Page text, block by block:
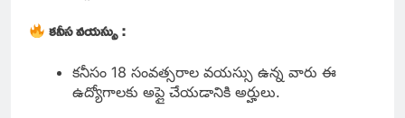
కనీస వయస్సు :
కనీసం 18 సంవత్సరాల వయస్సు ఉన్న వారు ఈ
ఉద్యోగాలకు అప్లై చేయడానికి అర్హులు.